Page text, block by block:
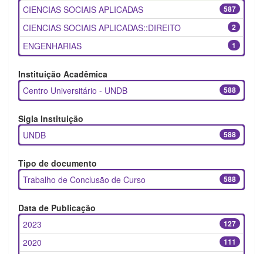
587
CIENCIAS SOCIAIS APLICADAS
2
CIENCIAS SOCIAIS APLICADAS::DIREITO
1
ENGENHARIAS
Instituição Acadêmica
588
Centro Universitário - UNDB
Sigla Instituição
588
UNDB
Tipo de documento
588
Trabalho de Conclusão de Curso
Data de Publicação
127
2023
111
2020